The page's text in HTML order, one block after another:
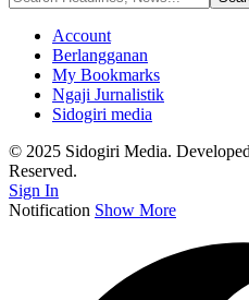
Account
Berlangganan
My Bookmarks
Ngaji Jurnalistik
Sidogiri media
© 2025 Sidogiri Media.
Reserved.
Sign In
Notification Show More